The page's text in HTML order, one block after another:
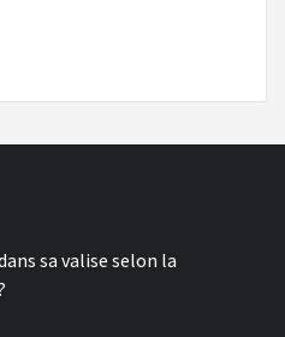
sa valise selon la